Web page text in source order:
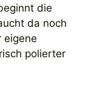
die
da noch
eigene
polierter